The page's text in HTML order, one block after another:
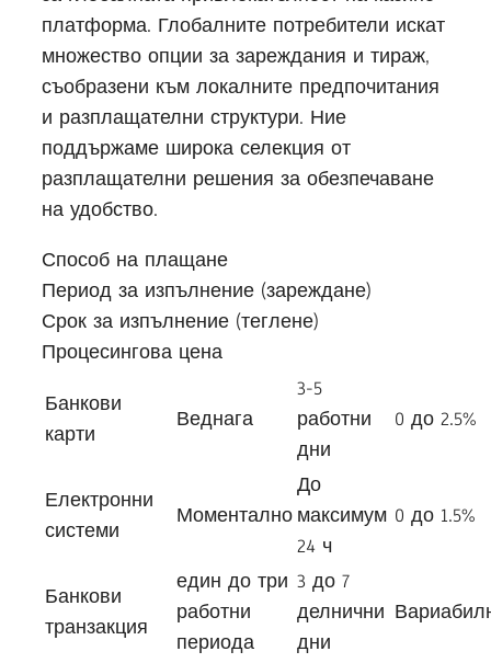
платформа. Глобалните потребители искат
множество опции за зареждания и тираж,
съобразени към локалните предпочитания
и разплащателни структури. Ние
поддържаме широка селекция от
разплащателни решения за обезпечаване
на удобство.
Способ на плащане
Период за изпълнение (зареждане)
Срок за изпълнение (теглене)
Процесингова цена
Банкови
карти
Веднага
3-5
работни
дни
0 до 2.5%
Електронни
системи
Моментално
До
максимум
24 ч
0 до 1.5%
Банкови
транзакция
един до три
работни
периода
3 до 7
делнични
дни